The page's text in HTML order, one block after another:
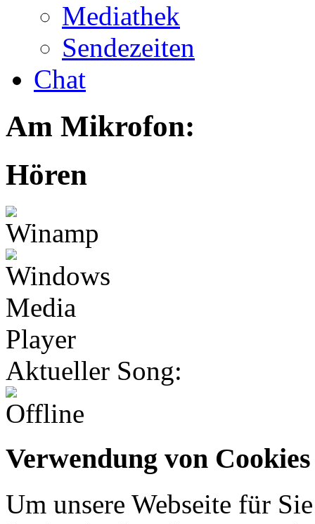
Mediathek
Sendezeiten
Chat
Am Mikrofon:
Hören
Aktueller Song:
Verwendung von Cookies
Um unsere Webseite für